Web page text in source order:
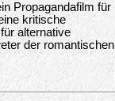
Propagandafilm für
kritische
alternative
der romantischen